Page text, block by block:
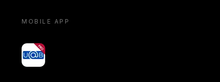
MOBILE APP
yoU@B